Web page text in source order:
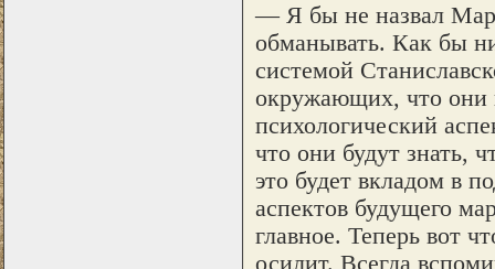
— Я бы не назвал
обманывать. Как бы
системой
окружающих, что они
психологический
что они будут знать,
это будет вкладом в
аспектов будущего
главное. Теперь вот
осилит. Всегда